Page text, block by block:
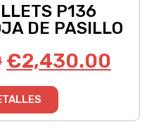
P136
DE PASILLO
€2,430.00